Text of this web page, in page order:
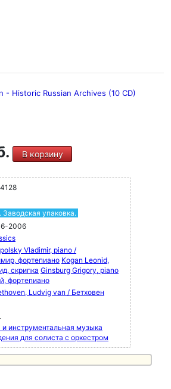
- Historic Russian Archives (10 CD)
В корзину
Заводская упаковка.
2006
Vladimir, piano /
фортепиано Kogan Leonid,
скрипка Ginsburg Grigory, piano
фортепиано
Ludvig van / Бетховен
инструментальная музыка
для солиста с оркестром